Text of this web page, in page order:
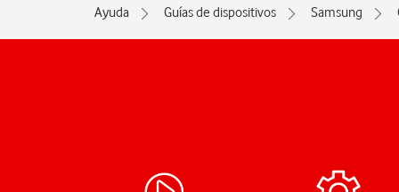
Ayuda Guías de dispositivos Samsung